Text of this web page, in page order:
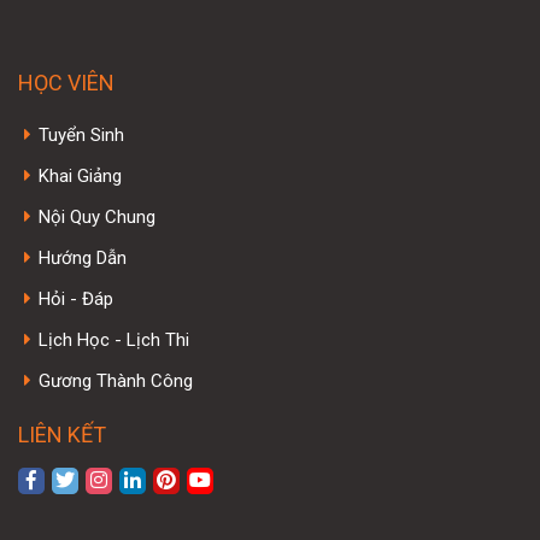
HỌC VIÊN
Tuyển Sinh
Khai Giảng
Nội Quy Chung
Hướng Dẫn
Hỏi - Đáp
Lịch Học - Lịch Thi
Gương Thành Công
LIÊN KẾT